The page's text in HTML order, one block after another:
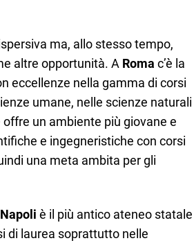
ma, allo stesso tempo,
altre opportunità. A Roma c’è la
eccellenze nella gamma di corsi
umane, nelle scienze naturali
offre un ambiente più giovane e
e ingegneristiche con corsi
una meta ambita per gli
Napoli è il più antico ateneo statale
di laurea soprattutto nelle